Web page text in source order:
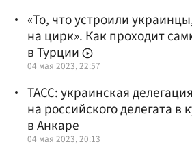
«То, что устроили
на цирк». Как проходит
в Турции
04 мая 2023, 22:57
ТАСС: украинская
на российского делегата в
в Анкаре
04 мая 2023, 20:13